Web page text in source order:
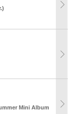
Mini Album